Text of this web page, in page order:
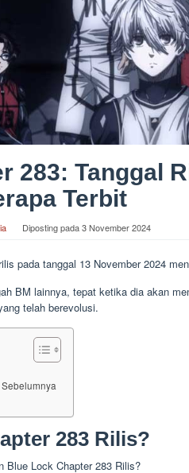
283: Tanggal
Terbit
Diposting pada3 November 2024
pada tanggal 13 November 2024
BM lainnya, tepat ketika dia akan
telah berevolusi.
283 Rilis?